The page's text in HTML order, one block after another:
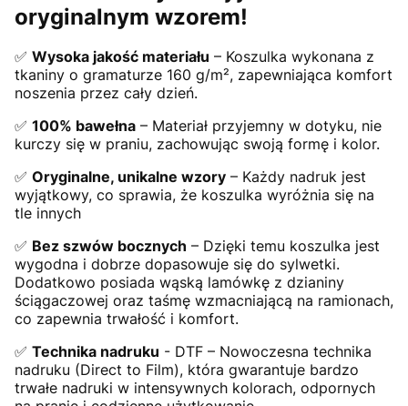
oryginalnym wzorem!
✅ Wysoka jakość materiału – Koszulka wykonana z
tkaniny o gramaturze 160 g/m², zapewniająca komfort
noszenia przez cały dzień.
✅ 100% bawełna – Materiał przyjemny w dotyku, nie
kurczy się w praniu, zachowując swoją formę i kolor.
✅ Oryginalne, unikalne wzory – Każdy nadruk jest
wyjątkowy, co sprawia, że koszulka wyróżnia się na
tle innych
✅ Bez szwów bocznych – Dzięki temu koszulka jest
wygodna i dobrze dopasowuje się do sylwetki.
Dodatkowo posiada wąską lamówkę z dzianiny
ściągaczowej oraz taśmę wzmacniającą na ramionach,
co zapewnia trwałość i komfort.
✅ Technika nadruku - DTF – Nowoczesna technika
nadruku (Direct to Film), która gwarantuje bardzo
trwałe nadruki w intensywnych kolorach, odpornych